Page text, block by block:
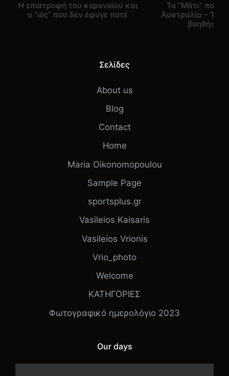
Η επιστροφή του κορονοϊού και
ο “ιός” που δεν έφυγε ποτέ
Το “Μάτι” που
Αυστραλία –
Σελίδες
About us
Blog
Contact
Home
Maria Oikonomopoulou
Sample Page
sportsplus.gr
Vasileios Kaisaris
Vasileios Vrionis
Vrio_photo
Welcome
ΚΑΤΗΓΟΡΙΕΣ
Φωτογραφικό ημερολόγιο 2023
Our days